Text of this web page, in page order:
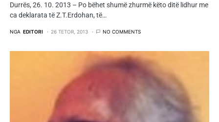
Durrës, 26. 10. 2013 – Po bëhet shumë zhurmë këto ditë lidhur me
ca deklarata të Z.T.Erdohan, të…
NGA EDITORI 26 TETOR, 2013 NO COMMENTS